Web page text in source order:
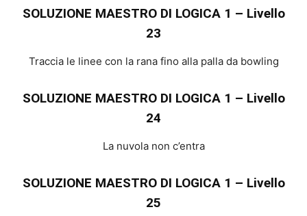
SOLUZIONE MAESTRO DI LOGICA 1 – Livello
23
Traccia le linee con la rana fino alla palla da bowling
SOLUZIONE MAESTRO DI LOGICA 1 – Livello
24
La nuvola non c’entra
SOLUZIONE MAESTRO DI LOGICA 1 – Livello
25